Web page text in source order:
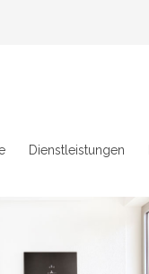
Dienstleistungen